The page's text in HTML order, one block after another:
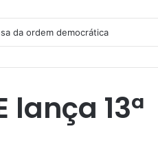
da ordem democrática
lança 13ª